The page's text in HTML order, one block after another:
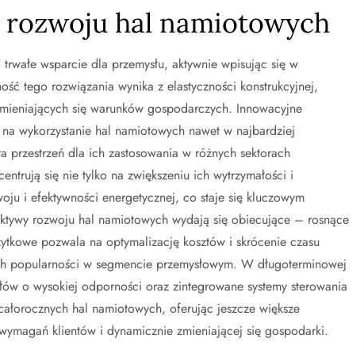
hal namiotowych
wsparcie dla przemysłu, aktywnie wpisując się w
tego rozwiązania wynika z elastyczności konstrukcyjnej,
się warunków gospodarczych. Innowacyjne
wykorzystanie hal namiotowych nawet w najbardziej
dla ich zastosowania w różnych sektorach
się nie tylko na zwiększeniu ich wytrzymałości i
i efektywności energetycznej, co staje się kluczowym
rozwoju hal namiotowych wydają się obiecujące – rosnące
pozwala na optymalizację kosztów i skrócenie czasu
w segmencie przemysłowym. W długoterminowej
o wysokiej odporności oraz zintegrowane systemy sterowania
hal namiotowych, oferując jeszcze większe
klientów i dynamicznie zmieniającej się gospodarki.